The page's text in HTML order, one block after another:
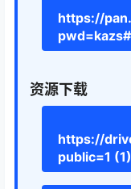
https://
资源下载
https://
public=1 (1)